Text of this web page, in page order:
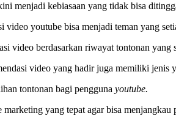
menjadi kebiasaan yang tidak bisa
video youtube bisa menjadi teman yang
video berdasarkan riwayat tontonan yang
video yang hadir juga memiliki jenis
tontonan bagi pengguna youtube.
yang tepat agar bisa